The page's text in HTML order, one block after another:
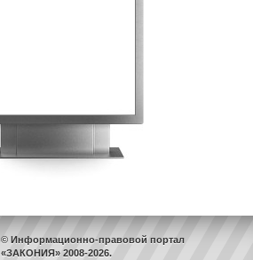
© Информационно-правовой портал
«ЗАКОНИЯ» 2008-2026.